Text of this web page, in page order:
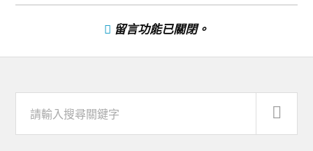
留言功能已關閉。